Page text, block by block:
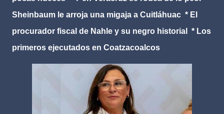
Sheinbaum le arroja una migaja a Cuitláhuac * El
procurador fiscal de Nahle y su negro historial * Los
primeros ejecutados en Coatzacoalcos